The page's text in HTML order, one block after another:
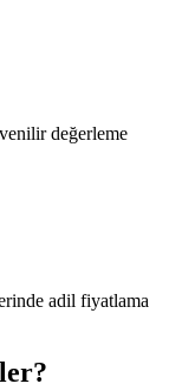
değerleme
adil fiyatlama